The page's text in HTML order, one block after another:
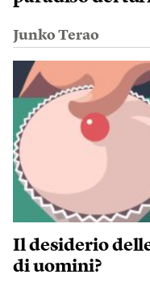
Junko Terao
Il desiderio
di uomini?